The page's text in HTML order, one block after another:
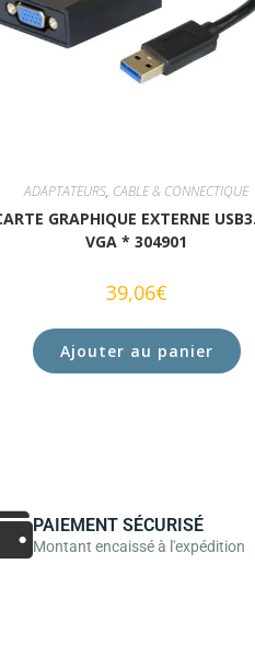
ADAPTATEURS, CABLE & CONNECTIQUE
GRAPHIQUE EXTERNE
VGA * 304901
39,06€
Ajouter au panier
PAIEMENT SÉCURISÉ
Montant encaissé à l'expédition